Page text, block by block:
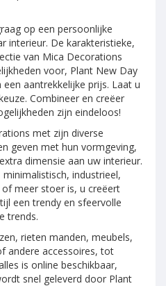
op een persoonlijke
interieur. De karakteristieke,
van Mica Decorations
voor, Plant New Day
aantrekkelijke prijs. Laat u
Combineer en creëer
zijn eindeloos!
met zijn diverse
geven met hun vormgeving,
dimensie aan uw interieur.
industrieel,
meer stoer is, u creëert
een trendy en sfeervolle
trends.
rieten manden, meubels,
andere accessoires, tot
is online beschikbaar,
snel geleverd door Plant